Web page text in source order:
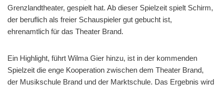
Grenzlandtheater, gespielt hat. Ab dieser Spielzeit spielt Schirm,
der beruflich als freier Schauspieler gut gebucht ist,
ehrenamtlich für das Theater Brand.
Ein Highlight, führt Wilma Gier hinzu, ist in der kommenden
Spielzeit die enge Kooperation zwischen dem Theater Brand,
der Musikschule Brand und der Marktschule. Das Ergebnis wird